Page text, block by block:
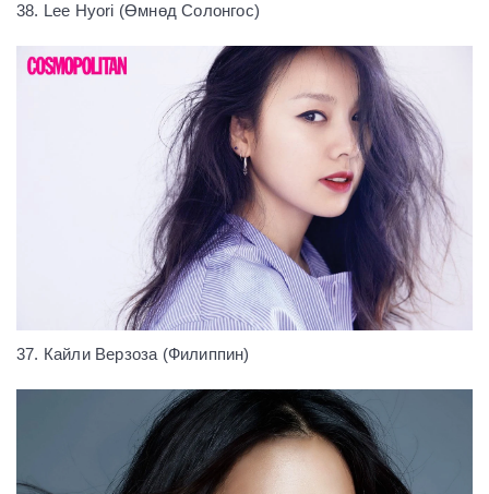
38. Lee Hyori (Өмнөд Солонгос)
37. Кайли Верзоза (Филиппин)